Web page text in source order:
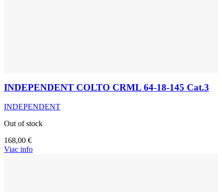
INDEPENDENT COLTO CRML 64-18-145 Cat.3
INDEPENDENT
Out of stock
168,00 €
Viac info